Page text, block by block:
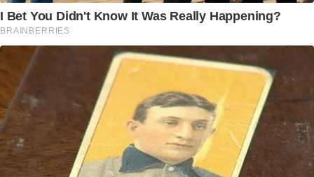
I Bet You Didn't Know It Was Really Happening?
BRAINBERRIES